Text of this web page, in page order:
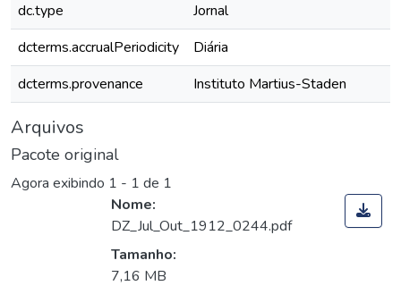
dc.type
Jornal
dcterms.accrualPeriodicity
Diária
dcterms.provenance
Instituto Martius-Staden
Arquivos
Pacote original
Agora exibindo 1 - 1 de 1
Nome:
DZ_Jul_Out_1912_0244.pdf
Tamanho:
7,16 MB